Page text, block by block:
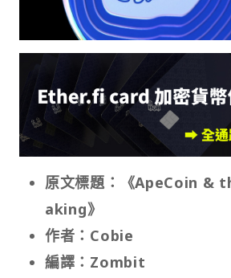
原文標題：《ApeCoin
aking》
作者：Cobie
編譯：Zombit